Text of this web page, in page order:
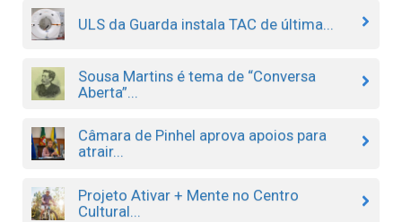
ULS da Guarda instala TAC de última...
Sousa Martins é tema de “Conversa
Aberta”...
Câmara de Pinhel aprova apoios para
atrair...
Projeto Ativar + Mente no Centro
Cultural...